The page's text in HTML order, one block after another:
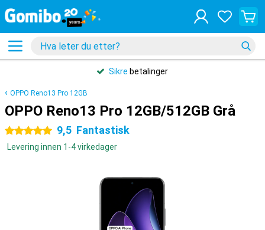
Sikre betalinger
OPPO Reno13 Pro 12GB
OPPO Reno13 Pro 12GB/512GB Grå
5 stjerner 9,5 Fantastisk
Levering innen 1-4 virkedager